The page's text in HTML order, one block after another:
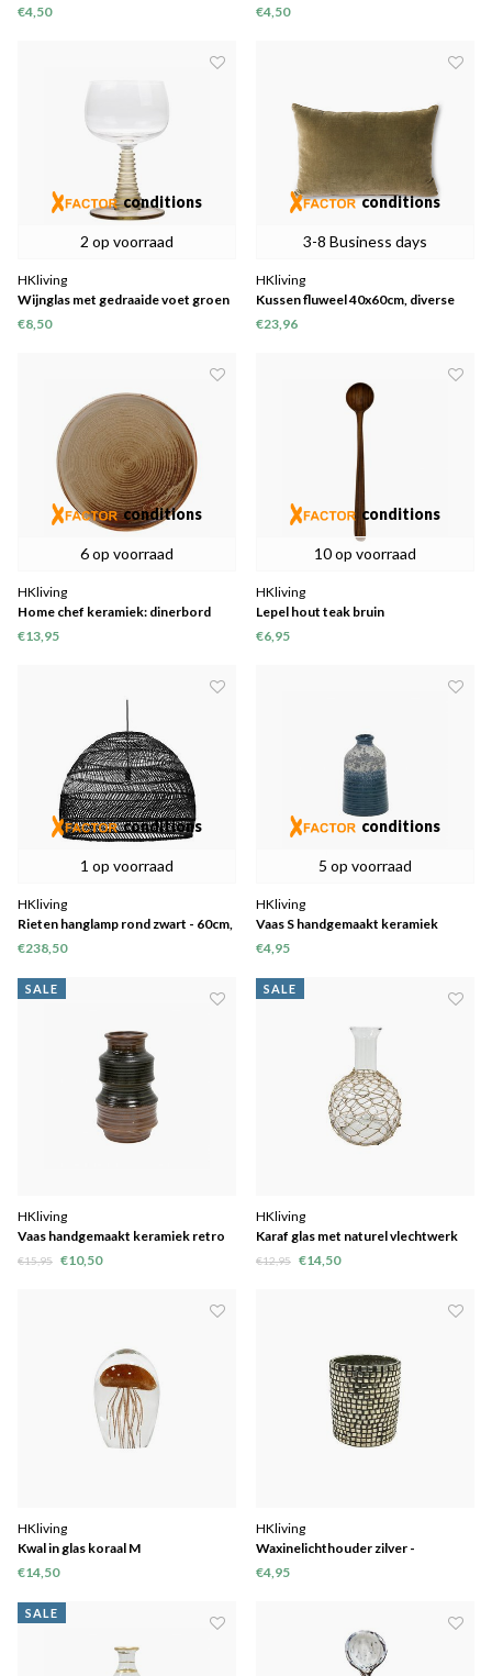
€4,50
keramiek
€4,50
2 op voorraad
conditions
HKliving
Wijnglas met gedraaide voet groen
€8,50
3-8 Business days
conditions
HKliving
Kussen fluweel 40x60cm, diverse
kleuren
€23,96
6 op voorraad
conditions
HKliving
Home chef keramiek: dinerbord
rustiek crème / bruin
€13,95
10 op voorraad
conditions
HKliving
Lepel hout teak bruin
€6,95
1 op voorraad
conditions
HKliving
Rieten hanglamp rond zwart - 60cm,
laatste 1
€238,50
5 op voorraad
conditions
HKliving
Vaas S handgemaakt keramiek
blauw 8,2x8,2x12,8cm
€4,95
SALE
HKliving
Vaas handgemaakt keramiek retro
bruin 12x12x20cm
€15,95 €10,50
SALE
HKliving
Karaf glas met naturel vlechtwerk
19x19x27,5cm
€12,95 €14,50
HKliving
Kwal in glas koraal M
€14,50
HKliving
Waxinelichthouder zilver -
7x7x8,5cm
€4,95
SALE